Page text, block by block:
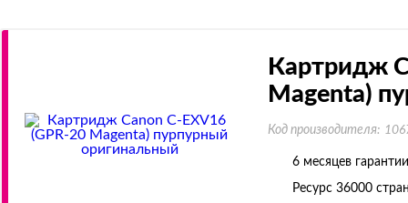
Картридж
Magenta)
Код производителя:
6 месяцев гарантии
Ресурс 36000